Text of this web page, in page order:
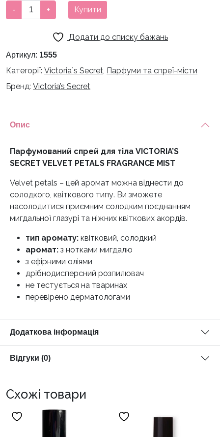
Парфумований
спрей
VICTORIA'S
VELVET
PETALS
кількість
- + Купити
Додати до списку бажань
Артикул: 1555
Категорії: Victoria`s Secret Парфуми та спреї-місти
Бренд: Victoria’s Secret
Опис
Парфумований спрей для тіла VICTORIA’S
SECRET VELVET PETALS FRAGRANCE MIST
Velvet petals – цей аромат можна віднести до
солодкого, квіткового типу. Ви зможете
насолодитися приємним солодким поєднанням
мигдальної глазурі та ніжних квіткових акордів.
тип аромату: квітковий, солодкий
аромат: з нотками мигдалю
з ефірними оліями
дрібнодисперсний розпилювач
не тестується на тваринах
перевірено дерматологами
Додаткова інформація
Відгуки (0)
Схожі товари